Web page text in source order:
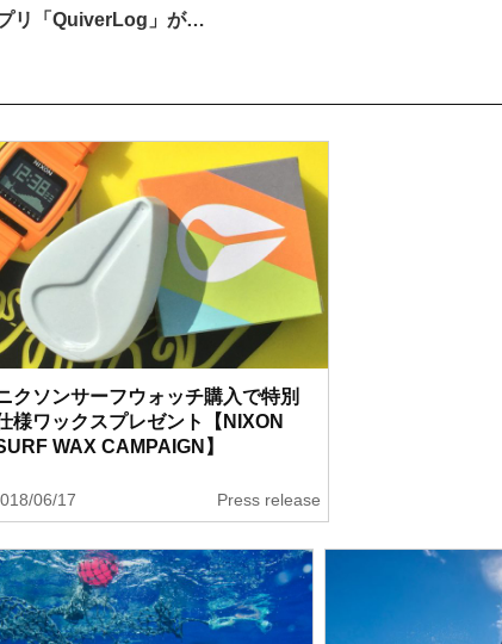
リ「QuiverLog」が…
クソンサーフウォッチ購入で特別
様ワックスプレゼント【NIXON
WAX CAMPAIGN】
06/17 Press release